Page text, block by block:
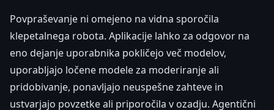
Povpraševanje ni omejeno na vidna sporočila
klepetalnega robota. Aplikacije lahko za odgovor na
eno dejanje uporabnika pokličejo več modelov,
uporabljajo ločene modele za moderiranje ali
pridobivanje, ponavljajo neuspešne zahteve in
ustvarjajo povzetke ali priporočila v ozadju. Agentični